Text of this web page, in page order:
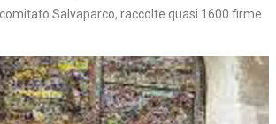
Salvaparco, raccolte quasi 1600 firme